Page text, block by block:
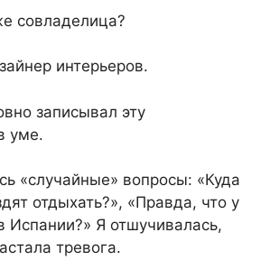
совладелица?
интерьеров.
записывал эту
уме.
«случайные» вопросы: «Куда
отдыхать?», «Правда, что у
Испании?» Я отшучивалась,
тревога.